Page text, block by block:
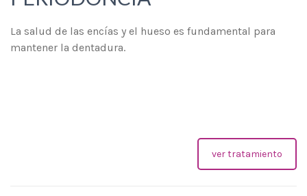
La salud de las encías y el hueso es fundamental para
mantener la dentadura.
ver tratamiento